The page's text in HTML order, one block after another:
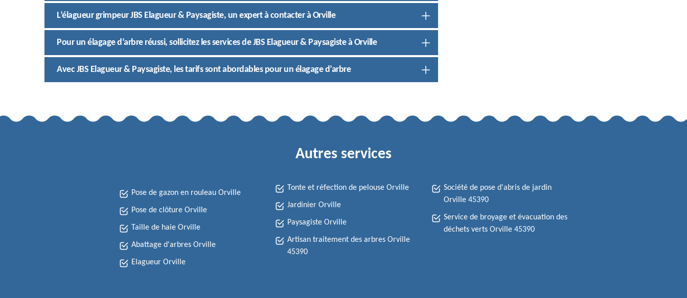
L’élagueur grimpeur JBS Elagueur & Paysagiste, un expert à contacter à Orville
Pour un élagage d’arbre réussi, sollicitez les services de JBS Elagueur & Paysagiste à Orville
Avec JBS Elagueur & Paysagiste, les tarifs sont abordables pour un élagage d’arbre
Autres services
Pose de gazon en rouleau Orville
Pose de clôture Orville
Taille de haie Orville
Abattage d'arbres Orville
Elagueur Orville
Tonte et réfection de pelouse Orville
Jardinier Orville
Paysagiste Orville
Artisan traitement des arbres Orville
45390
Société de pose d'abris de jardin
Orville 45390
Service de broyage et évacuation des
déchets verts Orville 45390